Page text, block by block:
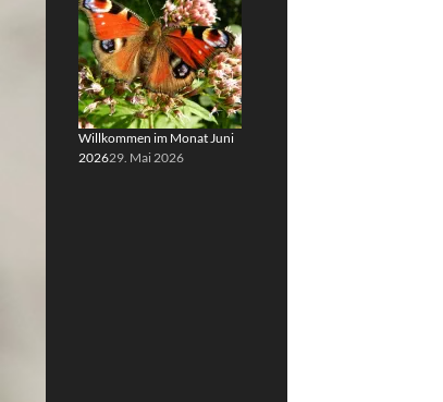
Willkommen im Monat Juni
202629. Mai 2026